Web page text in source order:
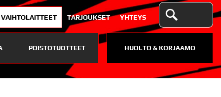
VAIHTOLAITTEET TARJOUKSET YHTEYS
POISTOTUOTTEET HUOLTO & KORJAAMO